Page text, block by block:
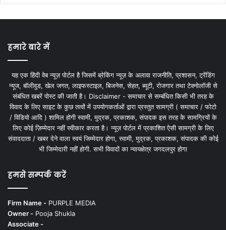
हमारे बारे में
यह एक हिंदी वेब न्यूज़ पोर्टल है जिसमें ब्रेकिंग न्यूज़ के अलावा राजनीति, प्रशासन, ट्रेंडिंग
न्यूज, बॉलीवुड, खेल जगत, लाइफस्टाइल, बिजनेस, सेहत, ब्यूटी, रोजगार तथा टेक्नोलॉजी से
संबंधित खबरें पोस्ट की जाती है। Disclaimer - समाचार से सम्बंधित किसी भी तरह के
विवाद के लिए साइट के कुछ तत्वों में उपयोगकर्ताओं द्वारा प्रस्तुत सामग्री ( समाचार / फोटो
/ विडियो आदि ) शामिल होगी स्वामी, मुद्रक, प्रकाशक, संपादक इस तरह के सामग्रियों के
लिए कोई ज़िम्मेदार नहीं स्वीकार करता है। न्यूज़ पोर्टल में प्रकाशित ऐसी सामग्री के लिए
संवाददाता / खबर देने वाला स्वयं जिम्मेदार होगा, स्वामी, मुद्रक, प्रकाशक, संपादक की कोई
भी जिम्मेदारी नहीं होगी. सभी विवादों का न्यायक्षेत्र जगदलपुर होगा
हमसे सम्पर्क करें
Firm Name - PURPLE MEDIA
Owner - Pooja Shukla
Associate -